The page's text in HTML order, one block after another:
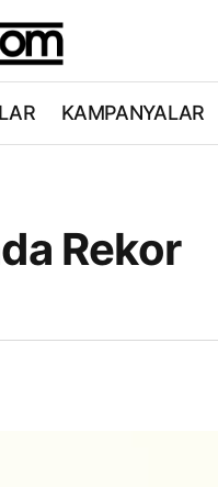
KAMPANYALAR
Rekor